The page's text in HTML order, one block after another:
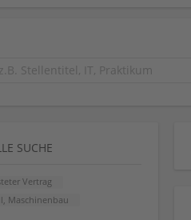
SUCHE
Vertrag
Maschinenbau